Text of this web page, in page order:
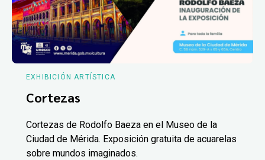
EXHIBICIÓN ARTÍSTICA
Cortezas
Cortezas de Rodolfo Baeza en el Museo de la
Ciudad de Mérida. Exposición gratuita de acuarelas
sobre mundos imaginados.